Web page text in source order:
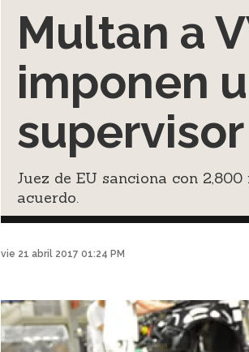
Multan a
imponen
Juez de EU sanciona con
acuerdo.
vie 21 abril 2017 01:24 PM